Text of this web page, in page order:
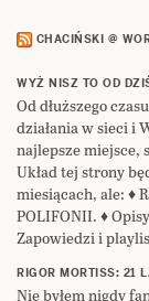
CHACIŃSKI @
WYŻ NISZ TO OD
Od dłuższego
działania w sieci i
najlepsze miejsce,
Układ tej strony
miesiącach, ale: ♦
POLIFONII. ♦
Zapowiedzi i
RIGOR MORTISS: 21
Nie byłem nigdy